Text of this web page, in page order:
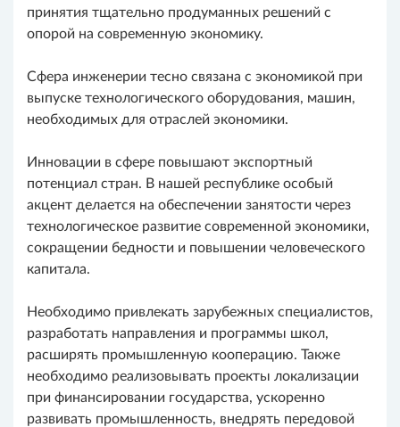
принятия тщательно продуманных решений с
опорой на современную экономику.
Сфера инженерии тесно связана с экономикой при
выпуске технологического оборудования, машин,
необходимых для отраслей экономики.
Инновации в сфере повышают экспортный
потенциал стран. В нашей республике особый
акцент делается на обеспечении занятости через
технологическое развитие современной экономики,
сокращении бедности и повышении человеческого
капитала.
Необходимо привлекать зарубежных специалистов,
разработать направления и программы школ,
расширять промышленную кооперацию. Также
необходимо реализовывать проекты локализации
при финансировании государства, ускоренно
развивать промышленность, внедрять передовой